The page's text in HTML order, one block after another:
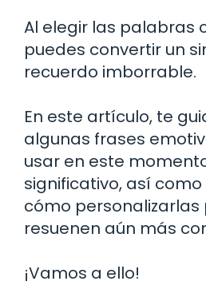
Al elegir las palabras
puedes convertir un
recuerdo imborrable.
En este artículo, te
algunas frases
usar en este
significativo, así
cómo personalizarlas
resuenen aún más
¡Vamos a ello!